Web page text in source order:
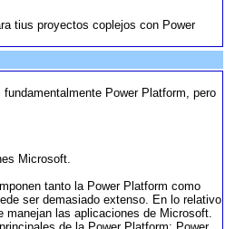
tius proyectos coplejos con Power
Power Platform, pero
Microsoft.
tanto la Power Platform como
ser demasiado extenso. En lo relativo
manejan las aplicaciones de Microsoft.